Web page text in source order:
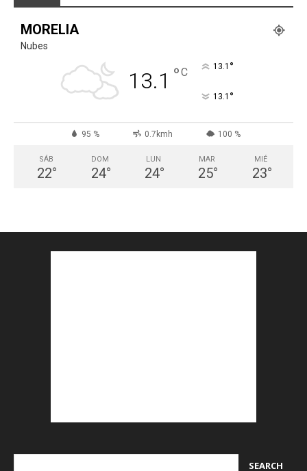
MORELIA
Nubes
13.1 °C 13.1 °
13.1 °
95 % 0.7kmh 100 %
SÁB
22°
DOM
24°
LUN
24°
MAR
25°
MIÉ
23°